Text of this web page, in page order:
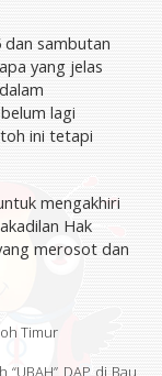
dan sambutan
yang jelas
lagi
ini tetapi
mengakhiri
Hak
merosot dan
Timur
DAP di Bau,